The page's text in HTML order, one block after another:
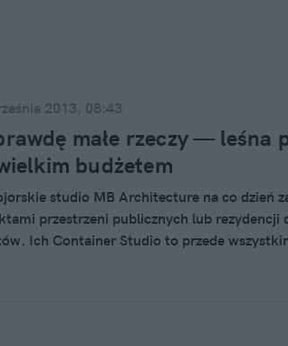
2013, 08:43
małe rzeczy — leśna
budżetem
studio MB Architecture na co dzień
przestrzeni publicznych lub rezydencji
Ich Container Studio to przede